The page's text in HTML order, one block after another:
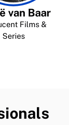
van Baar
Films &
Series